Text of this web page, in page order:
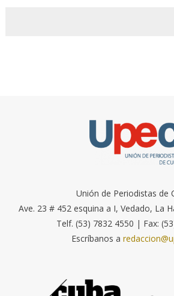
Unión de Periodistas de
Ave. 23 # 452 esquina a I, Vedado, La
Telf. (53) 7832 4550 | Fax:
Escríbanos a